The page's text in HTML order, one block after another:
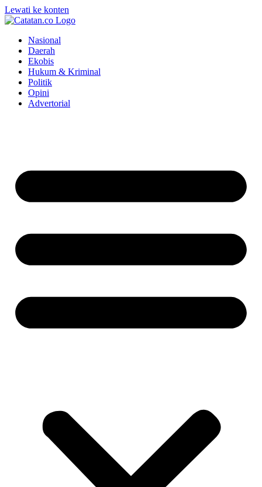
Lewati ke konten
Nasional
Daerah
Ekobis
Hukum & Kriminal
Politik
Opini
Advertorial